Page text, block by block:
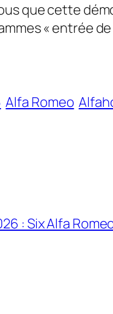
que cette
« entrée
Alfa Romeo
: Six Alfa